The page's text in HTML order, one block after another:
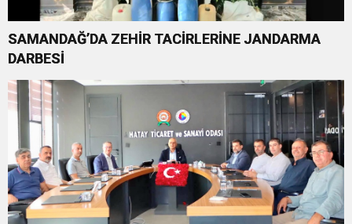
SAMANDAĞ’DA ZEHİR TACİRLERİNE JANDARMA
DARBESİ